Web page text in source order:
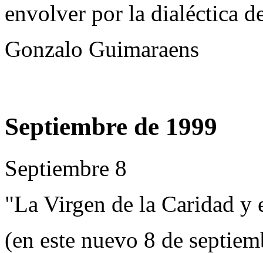
envolver por la dialéctica
Gonzalo Guimaraens
Septiembre de 1999
Septiembre 8
"La Virgen de la Caridad y
(en este nuevo 8 de